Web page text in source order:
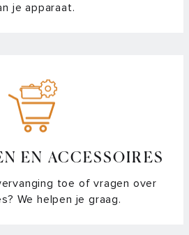
je apparaat.
EN ACCESSOIRES
toe of vragen over
We helpen je graag.